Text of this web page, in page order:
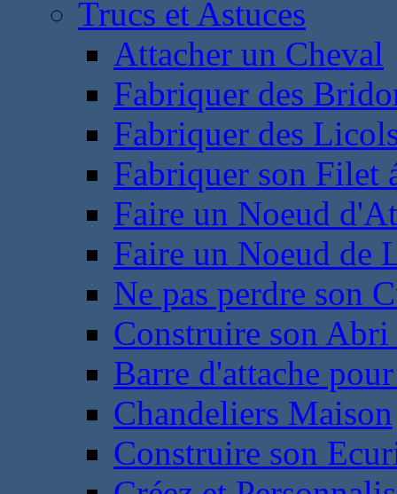
Trucs et Astuces
Attacher un Cheval
Fabriquer des
Fabriquer des
Fabriquer son Filet
Faire un Noeud
Faire un Noeud de
Ne pas perdre son
Construire son
Barre d'attache
Chandeliers Maison
Construire son